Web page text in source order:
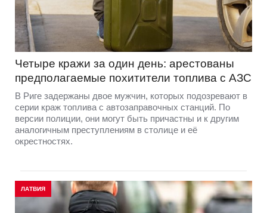
Четыре кражи за один день: арестованы
предполагаемые похитители топлива с АЗС
В Риге задержаны двое мужчин, которых подозревают в
серии краж топлива с автозаправочных станций. По
версии полиции, они могут быть причастны и к другим
аналогичным преступлениям в столице и её
окрестностях.
ЛАТВИЯ